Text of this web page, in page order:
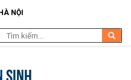
NỘI
sinh